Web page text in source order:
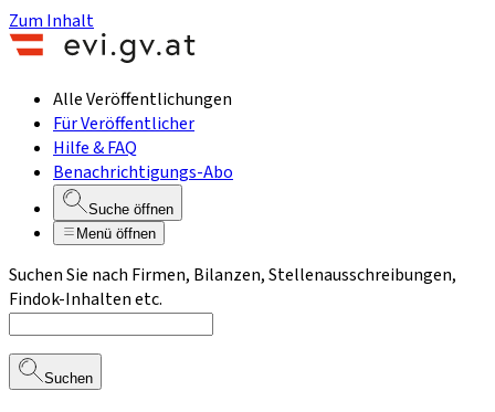
Zum Inhalt
Alle Veröffentlichungen
Für Veröffentlicher
Hilfe & FAQ
Benachrichtigungs-Abo
Suche öffnen
Menü öffnen
Suchen Sie nach Firmen, Bilanzen, Stellenausschreibungen,
Findok-Inhalten etc.
Suchen